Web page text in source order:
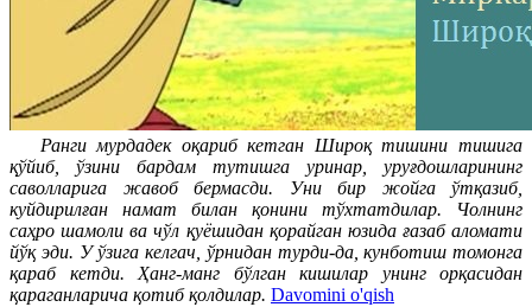
Ранги мурдадек оқариб кетган Широқ тишини тишига
қўйиб, ўзини бардам тутишга уринар, уруғдошларининг
саволларига жавоб бермасди. Уни бир жойга ўтқазиб,
куйдирилған намат билан қонини тўхтатдилар. Чолнинг
саҳро шамоли ва чўл қуёшидан қорайган юзида ғазаб аломати
йўқ эди. У ўзига келгач, ўрнидан турди-да, кунботиш томонга
қараб кетди. Ҳанг-манг бўлган кишилар унинг орқасидан
қараганларича қотиб қолдилар. Davomini o'qish